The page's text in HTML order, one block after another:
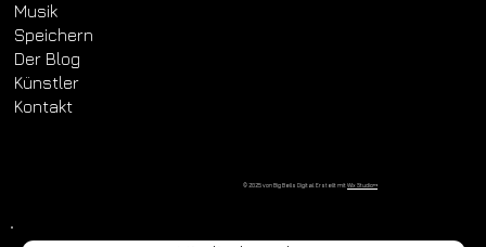
Musik
Speichern
Der Blog
Künstler
Kontakt
© 2025 von Big Bells Digital. Erstellt mitWix Studio™